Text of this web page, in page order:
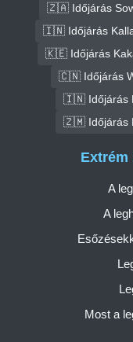
🇿🇦 Időjárás
🇮🇳 Időjárás
🇰🇪 Időjárás
🇨🇳 Időjárás
🇮🇳 Időjárás
🇿🇲 Időjárás
Extrém
A
A
Most a